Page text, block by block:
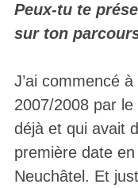
Peux-tu te
sur ton
J’ai commencé
2007/2008 par le
déjà et qui avait
première date
Neuchâtel. Et